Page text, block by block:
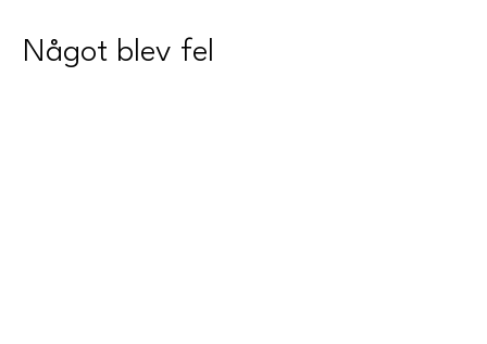
Något blev fel